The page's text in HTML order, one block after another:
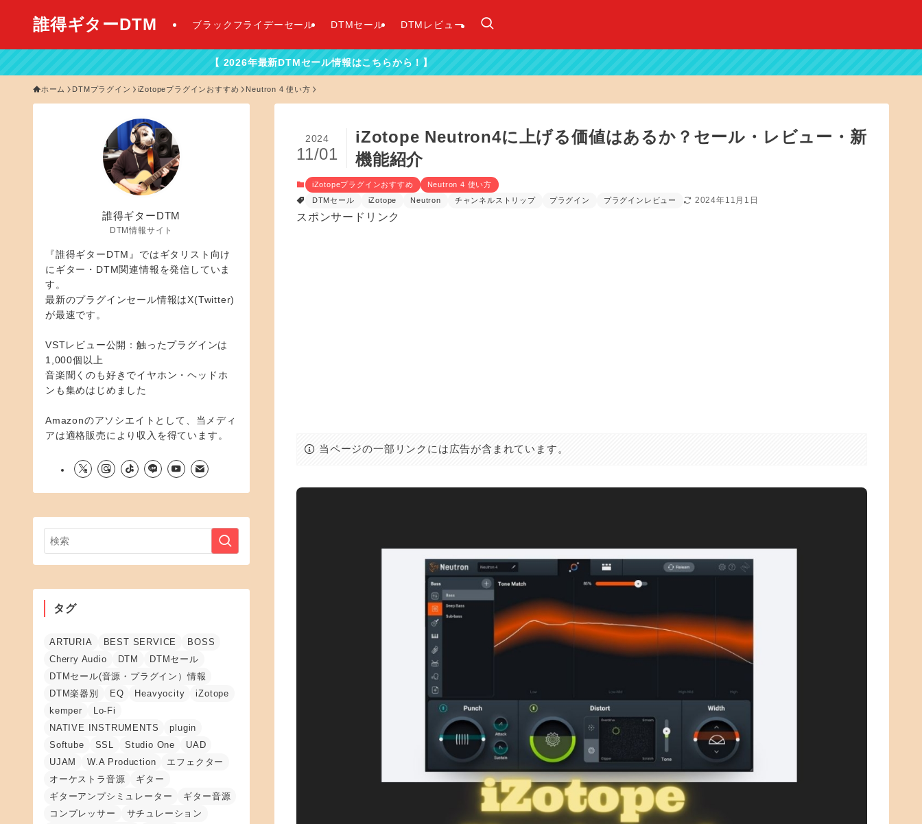
誰得ギターDTM ブラックフライデーセール DTMセール DTMレビュー
【 2026年最新DTMセール情報はこちらから！】
ホーム DTMプラグイン iZotopeプラグインおすすめ Neutron 4 使い方
iZotope Neutron4に上げる価値はあるか？セール・レビュー・新
機能紹介
2024
11/01
iZotopeプラグインおすすめ
Neutron 4 使い方
DTMセール
iZotope Neutron チャンネルストリップ プラグイン プラグインレビュー 2024年11月1日
スポンサードリンク
当ページの一部リンクには広告が含まれています。
誰得ギターDTM
DTM情報サイト
『誰得ギターDTM』ではギタリスト向け
にギター・DTM関連情報を発信していま
す。
最新のプラグインセール情報はX(Twitter)
が最速です。
VSTレビュー公開：触ったプラグインは
1,000個以上
音楽聞くのも好きでイヤホン・ヘッドホ
ンも集めはじめました
Amazonのアソシエイトとして、当メディ
アは適格販売により収入を得ています。
タグ
ARTURIA BEST SERVICE
BOSS
Cherry Audio
DTM
DTMセール
DTMセール(音源・プラグイン）情報
DTM楽器別
EQ Heavyocity
iZotope
kemper
Lo-Fi
NATIVE INSTRUMENTS
plugin
Softube
SSL Studio One
UAD
UJAM
W.A Production
エフェクター
オーケストラ音源
ギター
ギターアンプシミュレーター
ギター音源
コンプレッサー
サチュレーション